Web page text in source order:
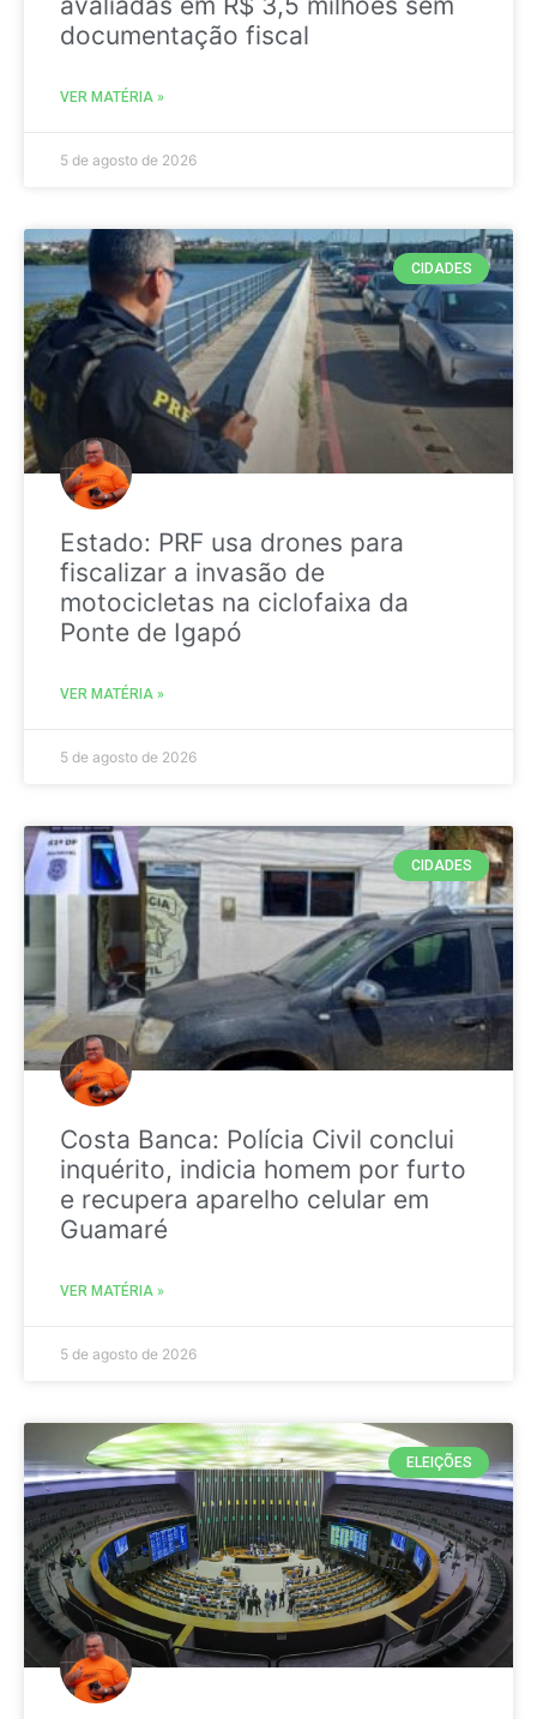
documentação fiscal
VER MATÉRIA »
5 de agosto de 2026
CIDADES
Estado: PRF usa drones para
fiscalizar a invasão de
motocicletas na ciclofaixa da
Ponte de Igapó
VER MATÉRIA »
5 de agosto de 2026
CIDADES
Costa Banca: Polícia Civil conclui
inquérito, indicia homem por furto
e recupera aparelho celular em
Guamaré
VER MATÉRIA »
5 de agosto de 2026
ELEIÇÕES